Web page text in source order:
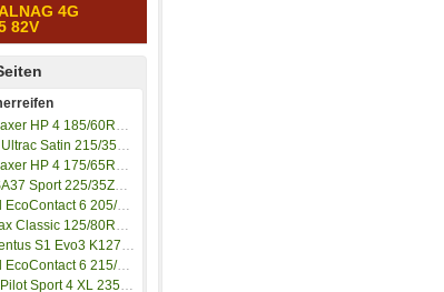
4G
82V
HP 4 185/60R15 84H
Satin 215/35ZR18 84Y
HP 4 175/65R15 84H
Sport 225/35ZR18 87Y
6 205/55R16 91V
125/80R12 62S
SOUND ABSORBER XL 265/35 R19 98W
6 215/65R16 98H
4 XL 235/40ZR18 95Y